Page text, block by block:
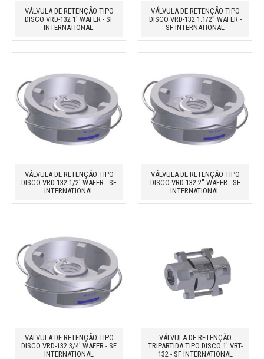
VÁLVULA DE RETENÇÃO TIPO
DISCO VRD-132 1' WAFER - SF
INTERNATIONAL
VÁLVULA DE RETENÇÃO TIPO
DISCO VRD-132 1.1/2'' WAFER -
SF INTERNATIONAL
VÁLVULA DE RETENÇÃO TIPO
DISCO VRD-132 1/2' WAFER - SF
INTERNATIONAL
VÁLVULA DE RETENÇÃO TIPO
DISCO VRD-132 2'' WAFER - SF
INTERNATIONAL
VÁLVULA DE RETENÇÃO TIPO
DISCO VRD-132 3/4' WAFER - SF
INTERNATIONAL
VÁLVULA DE RETENÇÃO
TRIPARTIDA TIPO DISCO 1' VRT-
132 - SF INTERNATIONAL